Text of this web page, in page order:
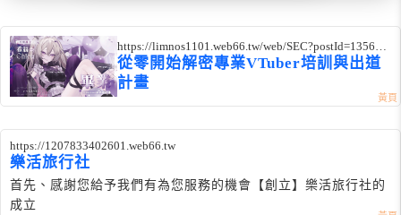
https://limnos1101.web66.tw/web/SEC?postId=135679
3
從零開始解密專業VTuber培訓與出道
計畫
https://1207833402601.web66.tw
樂活旅行社
首先、感謝您給予我們有為您服務的機會【創立】樂活旅行社的
成立